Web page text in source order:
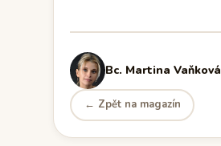
Bc. Martina Vaňková
← Zpět na magazín